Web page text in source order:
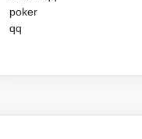
poker
qq